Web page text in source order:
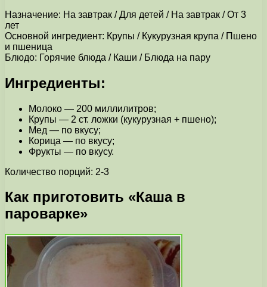
Назначение: На завтрак / Для детей / На завтрак / От 3
лет
Основной ингредиент: Крупы / Кукурузная крупа / Пшено
и пшеница
Блюдо: Горячие блюда / Каши / Блюда на пару
Ингредиенты:
Молоко — 200 миллилитров;
Крупы — 2 ст. ложки (кукурузная + пшено);
Мед — по вкусу;
Корица — по вкусу;
Фрукты — по вкусу.
Количество порций: 2-3
Как приготовить «Каша в
пароварке»